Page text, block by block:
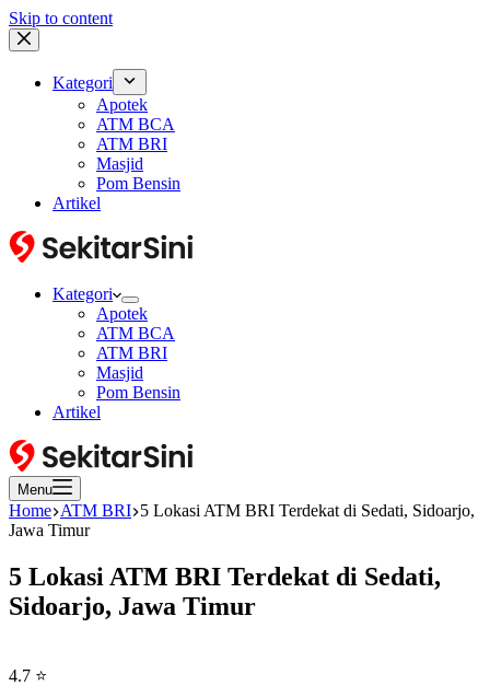
Skip to content
Kategori
Apotek
ATM BCA
ATM BRI
Masjid
Pom Bensin
Artikel
Kategori
Apotek
ATM BCA
ATM BRI
Masjid
Pom Bensin
Artikel
Menu
Home ATM BRI 5 Lokasi ATM BRI Terdekat di Sedati, Sidoarjo,
Jawa Timur
5 Lokasi ATM BRI Terdekat di Sedati,
Sidoarjo, Jawa Timur
4.7 ⭐